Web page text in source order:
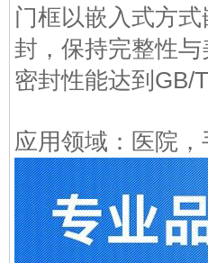
门框以嵌入式方
封，保持完整性
密封性能达到 GB/
应用领域：医院